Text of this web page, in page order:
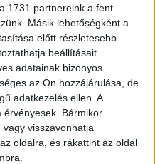
1731 partnereink a fent
Másik lehetőségként a
előtt részletesebb
beállításait.
adatainak bizonyos
az Ön hozzájárulása, de
adatkezelés ellen. A
érvényesek. Bármikor
visszavonhatja
oldalra, és rákattint az oldal
Tsa.
160 000 Ft